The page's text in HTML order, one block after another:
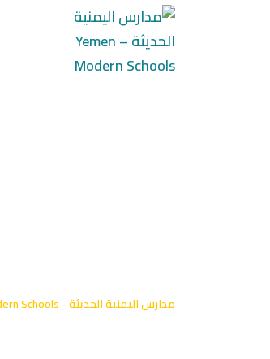
مدارس اليمنية الحديثة - Yemen Modern Schools